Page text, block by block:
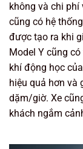
không và chi phí
cũng có hệ
được tạo ra khi
Model Y cũng
khí động học
hiệu quả hơn và
dặm/giờ. Xe
khách ngắm